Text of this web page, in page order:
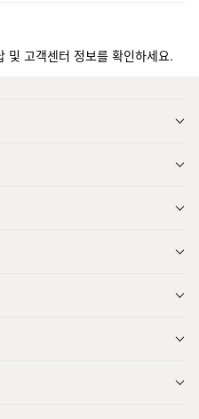
및 고객센터 정보를 확인하세요.